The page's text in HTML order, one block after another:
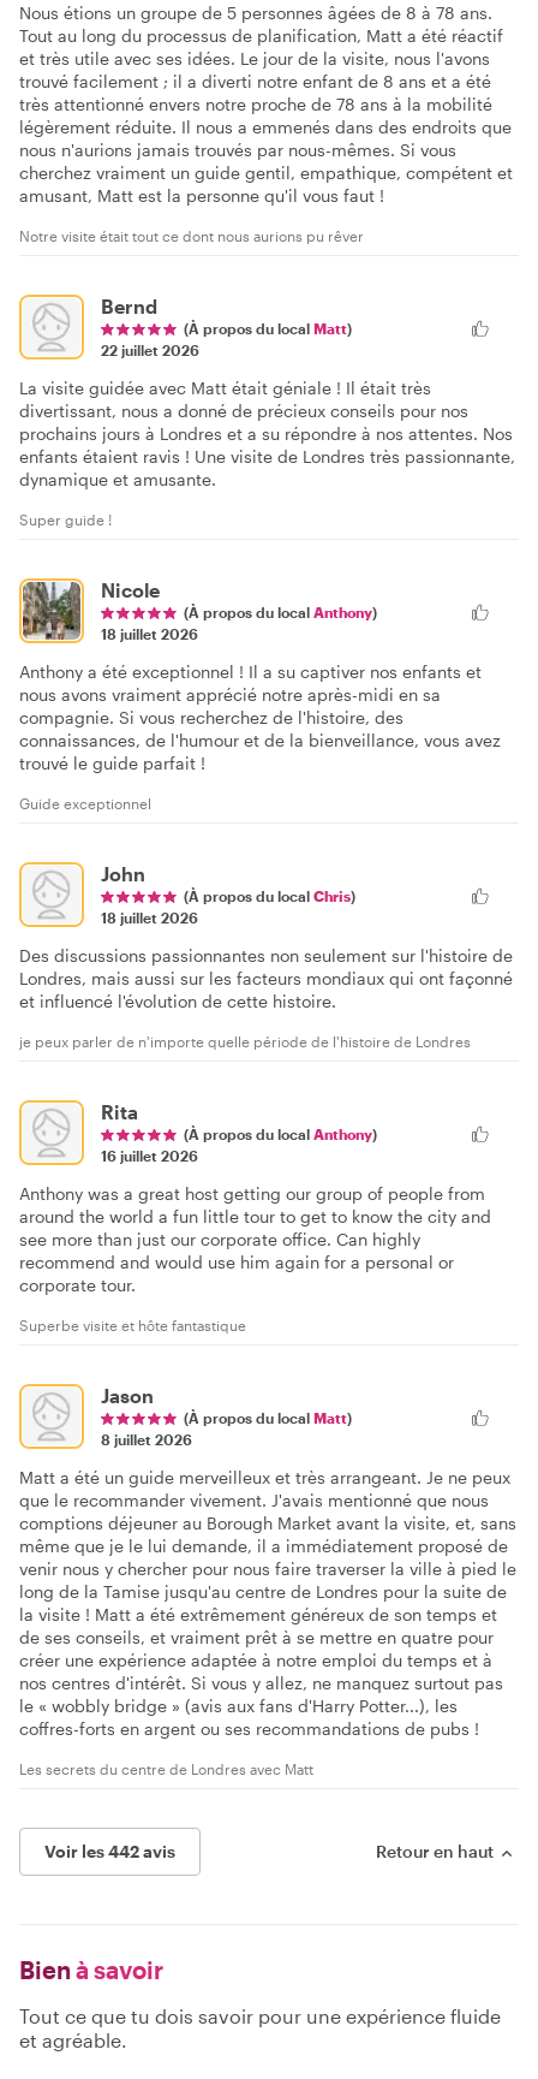
Nous étions un groupe de 5 personnes âgées de 8 à 78 ans.
Tout au long du processus de planification, Matt a été réactif
et très utile avec ses idées. Le jour de la visite, nous l'avons
trouvé facilement ; il a diverti notre enfant de 8 ans et a été
très attentionné envers notre proche de 78 ans à la mobilité
légèrement réduite. Il nous a emmenés dans des endroits que
nous n'aurions jamais trouvés par nous-mêmes. Si vous
cherchez vraiment un guide gentil, empathique, compétent et
amusant, Matt est la personne qu'il vous faut !
Notre visite était tout ce dont nous aurions pu rêver
Bernd
(À propos du local Matt)
22 juillet 2026
La visite guidée avec Matt était géniale ! Il était très
divertissant, nous a donné de précieux conseils pour nos
prochains jours à Londres et a su répondre à nos attentes. Nos
enfants étaient ravis ! Une visite de Londres très passionnante,
dynamique et amusante.
Super guide !
Nicole
(À propos du local Anthony)
18 juillet 2026
Anthony a été exceptionnel ! Il a su captiver nos enfants et
nous avons vraiment apprécié notre après-midi en sa
compagnie. Si vous recherchez de l'histoire, des
connaissances, de l'humour et de la bienveillance, vous avez
trouvé le guide parfait !
Guide exceptionnel
John
(À propos du local Chris)
18 juillet 2026
Des discussions passionnantes non seulement sur l'histoire de
Londres, mais aussi sur les facteurs mondiaux qui ont façonné
et influencé l'évolution de cette histoire.
je peux parler de n'importe quelle période de l'histoire de Londres
Rita
(À propos du local Anthony)
16 juillet 2026
Anthony was a great host getting our group of people from
around the world a fun little tour to get to know the city and
see more than just our corporate office. Can highly
recommend and would use him again for a personal or
corporate tour.
Superbe visite et hôte fantastique
Jason
(À propos du local Matt)
8 juillet 2026
Matt a été un guide merveilleux et très arrangeant. Je ne peux
que le recommander vivement. J'avais mentionné que nous
comptions déjeuner au Borough Market avant la visite, et, sans
même que je le lui demande, il a immédiatement proposé de
venir nous y chercher pour nous faire traverser la ville à pied le
long de la Tamise jusqu'au centre de Londres pour la suite de
la visite ! Matt a été extrêmement généreux de son temps et
de ses conseils, et vraiment prêt à se mettre en quatre pour
créer une expérience adaptée à notre emploi du temps et à
nos centres d'intérêt. Si vous y allez, ne manquez surtout pas
le « wobbly bridge » (avis aux fans d'Harry Potter...), les
coffres-forts en argent ou ses recommandations de pubs !
Les secrets du centre de Londres avec Matt
Voir les 442 avis Retour en haut
Bien à savoir
Tout ce que tu dois savoir pour une expérience fluide
et agréable.